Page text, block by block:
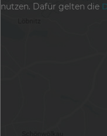
nutzen. Dafür gelten die